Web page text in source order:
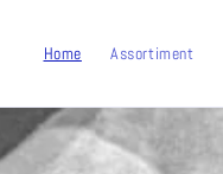
Home Assortiment